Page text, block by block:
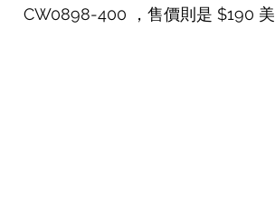
CW0898-400 ，售價則是 $190